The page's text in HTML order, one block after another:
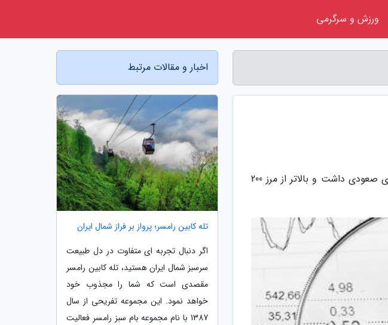
به گزارش سفر به آنتالیا، خبرنگاران: حجم معاملات اوراق بدهی در 11 اردیبهشت1400 روندی صعودی داشت و بالاتر از مرز 200
اخبار و مقالات مرتبط
تله کابین رامسر؛ پرواز بر فراز شمال ایران
اگر دنبال تجربه ای متفاوت در دل طبیعت
سرسبز شمال ایران هستید، تله کابین رامسر
مقصدی است که شما را مجذوب خود
خواهد نمود. این مجموعه تفریحی از سال
1387 با نام مجموعه بام سبز رامسر فعالیت
ورزش و سرگرمی